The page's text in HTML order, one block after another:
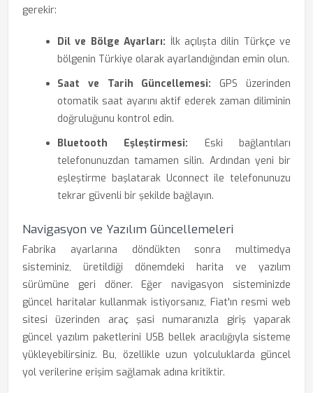
gerekir:
Dil ve Bölge Ayarları: İlk açılışta dilin Türkçe ve
bölgenin Türkiye olarak ayarlandığından emin olun.
Saat ve Tarih Güncellemesi: GPS üzerinden
otomatik saat ayarını aktif ederek zaman diliminin
doğruluğunu kontrol edin.
Bluetooth Eşleştirmesi: Eski bağlantıları
telefonunuzdan tamamen silin. Ardından yeni bir
eşleştirme başlatarak Uconnect ile telefonunuzu
tekrar güvenli bir şekilde bağlayın.
Navigasyon ve Yazılım Güncellemeleri
Fabrika ayarlarına döndükten sonra multimedya
sisteminiz, üretildiği dönemdeki harita ve yazılım
sürümüne geri döner. Eğer navigasyon sisteminizde
güncel haritalar kullanmak istiyorsanız, Fiat'ın resmi web
sitesi üzerinden araç şasi numaranızla giriş yaparak
güncel yazılım paketlerini USB bellek aracılığıyla sisteme
yükleyebilirsiniz. Bu, özellikle uzun yolculuklarda güncel
yol verilerine erişim sağlamak adına kritiktir.